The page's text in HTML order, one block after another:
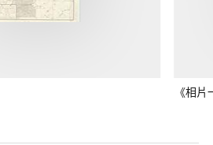
《相